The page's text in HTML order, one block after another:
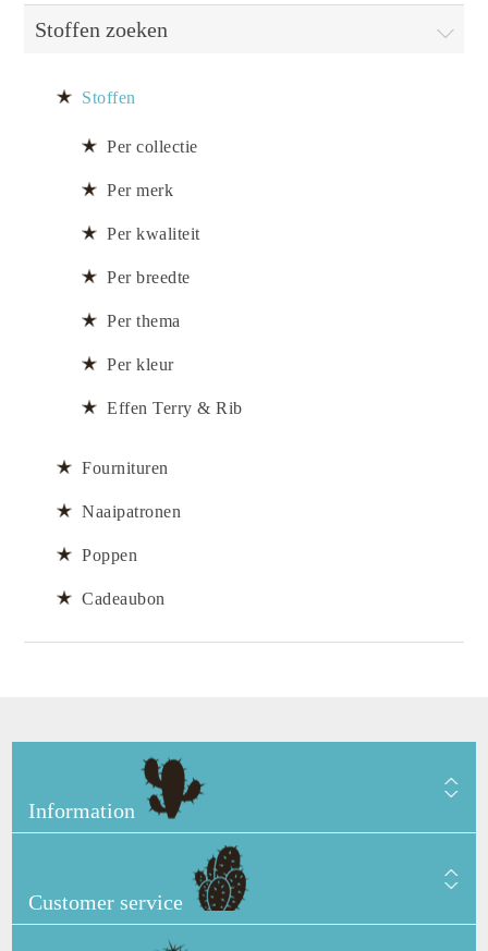
Stoffen zoeken
Stoffen
Per collectie
Per merk
Per kwaliteit
Per breedte
Per thema
Per kleur
Effen Terry & Rib
Fournituren
Naaipatronen
Poppen
Cadeaubon
Information
Customer service